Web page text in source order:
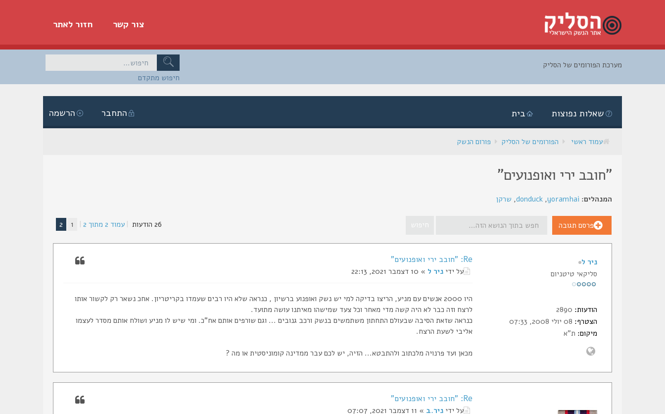
חזור לאתר צור קשר
חיפוש מתקדם
מערכת הפורומים של הסליק
הרשמה התחבר בית שאלות נפוצות
עמוד ראשי הפורומים של הסליק פורום הנשק
"חובב ירי ואופנועים"
המנהלים: yoramhai
,
donduck
, שרקן
פרסם תגובה 26 הודעות עמוד 2 מתוך 2
1
2
Re: "חובב ירי ואופנועים"
על ידיניר ל » 10 דצמבר 2021, 22:13
היו 2000 אנשים עם מניע, הריצו בדיקה למי יש נשק ואופנוע ברשיון , כנראה שלא היו רבים שעמדו בקריטריון. אחכ נשאר רק לקשור אותו
לרצח וזה כבר לא היה קשה מדי מאחר וכל צעד שמישהו מאיתנו עושה מתועד.
כנראה שזאת הסיבה שבעולם התחתון משתמשים בנשק ורכב גנובים ... וגם שורפים אותם אח"כ. ומי שיש לו מניע ושולח אותם מסדר לעצמו
אליבי לשעת הרצח.
מכאן ועד פרנויה מלכתוב ולהתבטא... הזיה, יש לכם עבר ממדינה קומוניסטית או מה ?
ניר ל
סליקאי טיטניום
הודעות:
הצטרף:
מיקום: ת"א
Re: "חובב ירי ואופנועים"
על ידיניר.ב » 11 דצמבר 2021, 07:07